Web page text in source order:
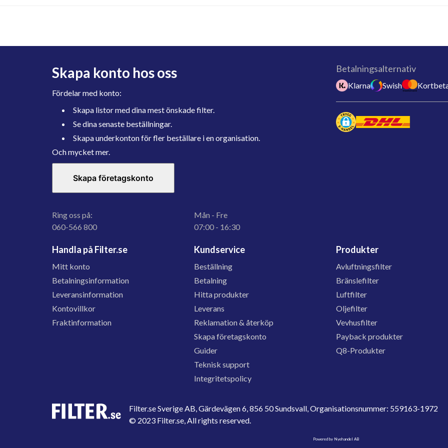
Skapa konto hos oss
Fördelar med konto:
Skapa listor med dina mest önskade filter.
Se dina senaste beställningar.
Skapa underkonton för fler beställare i en organisation.
Och mycket mer.
Skapa företagskonto
Ring oss på:
060-566 800
Mån - Fre
07:00 - 16:30
Betalningsalternativ
Klarna Swish
Handla på Filter.se
Mitt konto
Betalningsinformation
Leveransinformation
Kontovillkor
Fraktinformation
Kundservice
Beställning
Betalning
Hitta produkter
Leverans
Reklamation & återköp
Skapa företagskonto
Guider
Teknisk support
Integritetspolicy
Produkter
Avluftningsfilter
Bränslefilter
Luftfilter
Oljefilter
Vevhusfilter
Payback produkter
Q8-Produkter
Filter.se Sverige AB, Gärdevägen 6, 856 50 Sundsvall, Organisationsnummer: 559163-1972
© 2023 Filter.se, All rights reserved.
Powered by Nyehandel AB